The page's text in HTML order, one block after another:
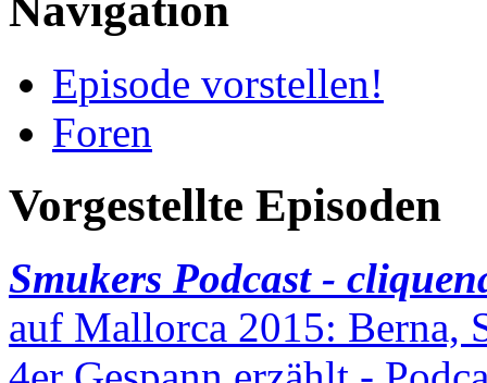
Navigation
Episode vorstellen!
Foren
Vorgestellte Episoden
Smukers Podcast -
auf Mallorca 2015: Berna,